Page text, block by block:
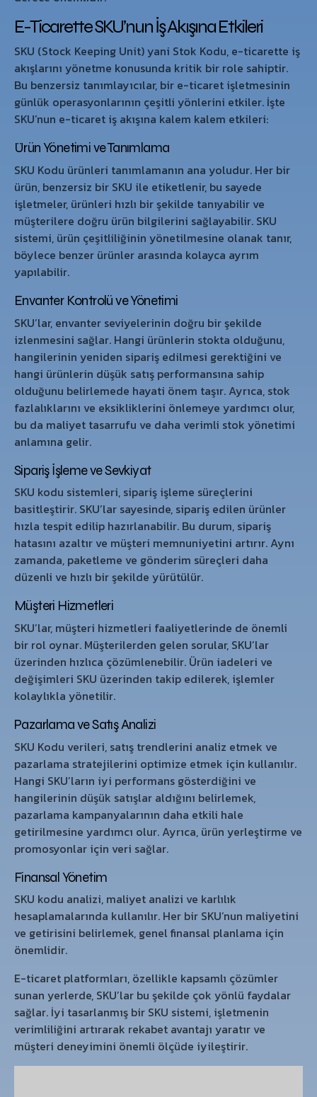
E-Ticarette SKU’nun İş Akışına Etkileri
SKU (Stock Keeping Unit) yani Stok Kodu, e-ticarette iş
akışlarını yönetme konusunda kritik bir role sahiptir.
Bu benzersiz tanımlayıcılar, bir e-ticaret işletmesinin
günlük operasyonlarının çeşitli yönlerini etkiler. İşte
SKU’nun e-ticaret iş akışına kalem kalem etkileri:
Ürün Yönetimi ve Tanımlama
SKU Kodu ürünleri tanımlamanın ana yoludur. Her bir
ürün, benzersiz bir SKU ile etiketlenir, bu sayede
işletmeler, ürünleri hızlı bir şekilde tanıyabilir ve
müşterilere doğru ürün bilgilerini sağlayabilir. SKU
sistemi, ürün çeşitliliğinin yönetilmesine olanak tanır,
böylece benzer ürünler arasında kolayca ayrım
yapılabilir.
Envanter Kontrolü ve Yönetimi
SKU’lar, envanter seviyelerinin doğru bir şekilde
izlenmesini sağlar. Hangi ürünlerin stokta olduğunu,
hangilerinin yeniden sipariş edilmesi gerektiğini ve
hangi ürünlerin düşük satış performansına sahip
olduğunu belirlemede hayati önem taşır. Ayrıca, stok
fazlalıklarını ve eksikliklerini önlemeye yardımcı olur,
bu da maliyet tasarrufu ve daha verimli stok yönetimi
anlamına gelir.
Sipariş İşleme ve Sevkiyat
SKU kodu sistemleri, sipariş işleme süreçlerini
basitleştirir. SKU’lar sayesinde, sipariş edilen ürünler
hızla tespit edilip hazırlanabilir. Bu durum, sipariş
hatasını azaltır ve müşteri memnuniyetini artırır. Aynı
zamanda, paketleme ve gönderim süreçleri daha
düzenli ve hızlı bir şekilde yürütülür.
Müşteri Hizmetleri
SKU’lar, müşteri hizmetleri faaliyetlerinde de önemli
bir rol oynar. Müşterilerden gelen sorular, SKU’lar
üzerinden hızlıca çözümlenebilir. Ürün iadeleri ve
değişimleri SKU üzerinden takip edilerek, işlemler
kolaylıkla yönetilir.
Pazarlama ve Satış Analizi
SKU Kodu verileri, satış trendlerini analiz etmek ve
pazarlama stratejilerini optimize etmek için kullanılır.
Hangi SKU’ların iyi performans gösterdiğini ve
hangilerinin düşük satışlar aldığını belirlemek,
pazarlama kampanyalarının daha etkili hale
getirilmesine yardımcı olur. Ayrıca, ürün yerleştirme ve
promosyonlar için veri sağlar.
Finansal Yönetim
SKU kodu analizi, maliyet analizi ve karlılık
hesaplamalarında kullanılır. Her bir SKU’nun maliyetini
ve getirisini belirlemek, genel finansal planlama için
önemlidir.
E-ticaret platformları, özellikle kapsamlı çözümler
sunan yerlerde, SKU’lar bu şekilde çok yönlü faydalar
sağlar. İyi tasarlanmış bir SKU sistemi, işletmenin
verimliliğini artırarak rekabet avantajı yaratır ve
müşteri deneyimini önemli ölçüde iyileştirir.